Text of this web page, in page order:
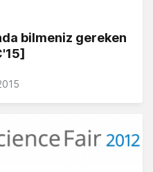
bilmeniz gereken